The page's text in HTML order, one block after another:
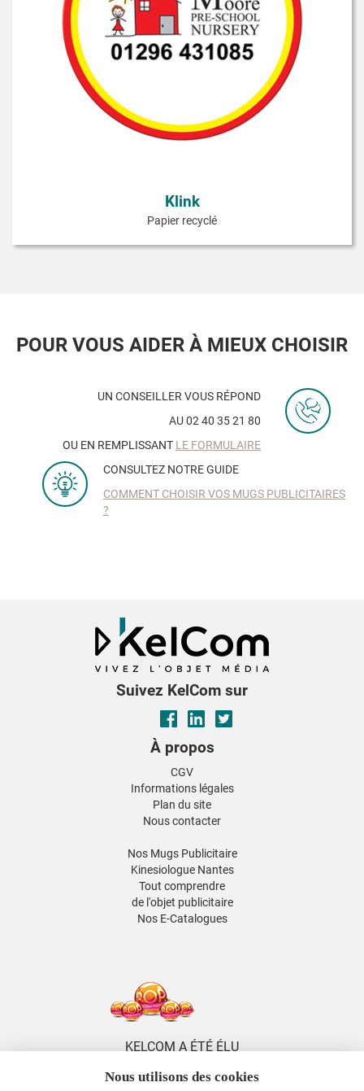
Klink
Papier recyclé
POUR VOUS AIDER À MIEUX CHOISIR
UN CONSEILLER VOUS RÉPOND
AU 02 40 35 21 80
OU EN REMPLISSANT LE FORMULAIRE
CONSULTEZ NOTRE GUIDE
COMMENT CHOISIR VOS MUGS PUBLICITAIRES
?
Suivez KelCom sur
À propos
CGV
Informations légales
Plan du site
Nous contacter
Nos Mugs Publicitaire
Kinesiologue Nantes
Tout comprendre
de l'objet publicitaire
Nos E-Catalogues
KELCOM A ÉTÉ ÉLU
DE L'ANNÉE
Nous utilisons des cookies